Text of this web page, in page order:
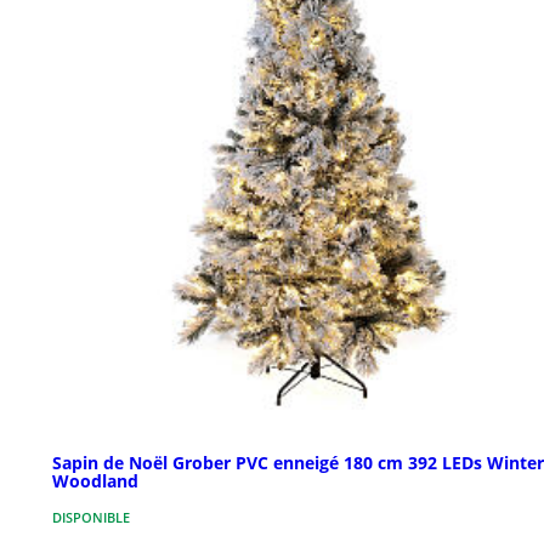
Sapin de Noël Grober PVC enneigé 180 cm 392 LEDs Winter
Woodland
DISPONIBLE